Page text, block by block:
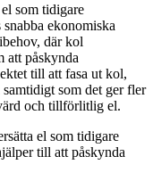
som tidigare
ekonomiska
där kol
att påskynda
till att fasa ut kol,
som det ger fler
och tillförlitlig el.
el som tidigare
till att påskynda